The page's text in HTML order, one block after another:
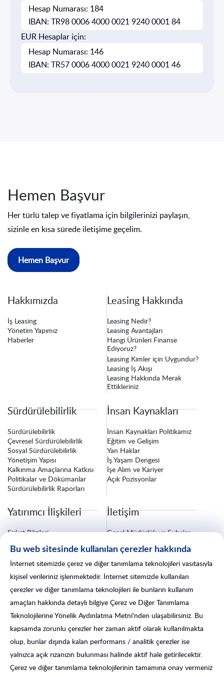
Hesap Numarası: 184
IBAN: TR98 0006 4000 0021 9240 0001 84
EUR Hesaplar için:
Hesap Numarası: 146
IBAN: TR57 0006 4000 0021 9240 0001 46
Hemen Başvur
Her türlü talep ve fiyatlama için bilgilerinizi paylaşın,
sizinle en kısa sürede iletişime geçelim.
Hemen Başvur
Hakkımızda
İş Leasing
Yönetim Yapımız
Haberler
Leasing Hakkında
Leasing Nedir?
Leasing Avantajları
Hangi Ürünleri Finanse
Ediyoruz?
Leasing Kimler için Uygundur?
Leasing İş Akışı
Leasing Hakkında Merak
Ettikleriniz
Sürdürülebilirlik
Sürdürülebilirlik
Çevresel Sürdürülebilirlik
Sosyal Sürdürülebilirlik
Yönetişim Yapısı
Kalkınma Amaçlarına Katkısı
Politikalar ve Dökümanlar
Sürdürülebilirlik Raporları
İnsan Kaynakları
İnsan Kaynakları Politikamız
Eğitim ve Gelişim
Yan Haklar
İş Yaşam Dengesi
İşe Alım ve Kariyer
Açık Pozisyonlar
Yatırımcı İlişkileri
Şirket Bilgileri
Özel Durum Açıklamaları
Kurumsal Yönetim
Yatırımcı İlişkileri Formu
İletişim
Genel Müdürlük ve Şubeler
Fatura ve Tebligat Bilgileri
Sigorta İşlemleri
Satış Sonrası Hizmetler
Bu web sitesinde kullanılan çerezler hakkında
İnternet sitemizde çerez ve diğer tanımlama teknolojileri vasıtasıyla
kişisel verileriniz işlenmektedir. İnternet sitemizde kullanılan
çerezler ve diğer tanımlama teknolojileri ile bunların kullanım
amaçları hakkında detaylı bilgiye Çerez ve Diğer Tanımlama
Teknolojilerine Yönelik Aydınlatma Metni'nden ulaşabilirsiniz. Bu
kapsamda zorunlu çerezler her zaman aktif olarak kullanılmakta
olup, bunlar dışında kalan performans / analitik çerezler ise
yalnızca açık rızanızın bulunması halinde aktif hale getirilecektir.
Çerez ve diğer tanımlama teknolojilerinin tamamına onay vermeniz